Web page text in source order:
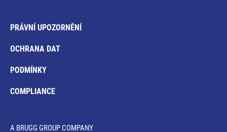
PRÁVNÍ UPOZORNĚNÍ
OCHRANA DAT
PODMÍNKY
COMPLIANCE
A BRUGG GROUP COMPANY